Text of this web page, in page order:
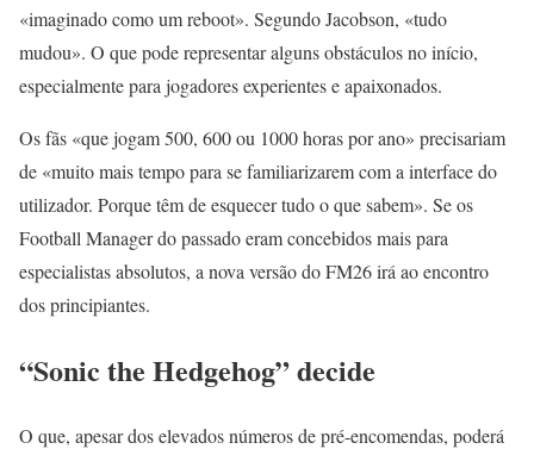
«imaginado como um reboot». Segundo Jacobson, «tudo
mudou». O que pode representar alguns obstáculos no início,
especialmente para jogadores experientes e apaixonados.
Os fãs «que jogam 500, 600 ou 1000 horas por ano» precisariam
de «muito mais tempo para se familiarizarem com a interface do
utilizador. Porque têm de esquecer tudo o que sabem». Se os
Football Manager do passado eram concebidos mais para
especialistas absolutos, a nova versão do FM26 irá ao encontro
dos principiantes.
“Sonic the Hedgehog” decide
O que, apesar dos elevados números de pré-encomendas, poderá